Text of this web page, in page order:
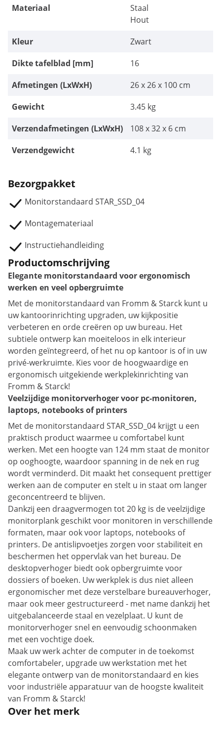
Materiaal
Staal
Hout
Kleur
Zwart
Dikte tafelblad [mm]
16
Afmetingen (LxWxH)
26 x 26 x 100 cm
Gewicht
3.45 kg
Verzendafmetingen (LxWxH)
108 x 32 x 6 cm
Verzendgewicht
4.1 kg
Bezorgpakket
Monitorstandaard STAR_SSD_04
Montagemateriaal
Instructiehandleiding
Productomschrijving
Elegante monitorstandaard voor ergonomisch
werken en veel opbergruimte
Met de monitorstandaard van Fromm & Starck kunt u
uw kantoorinrichting upgraden, uw kijkpositie
verbeteren en orde creëren op uw bureau. Het
subtiele ontwerp kan moeiteloos in elk interieur
worden geïntegreerd, of het nu op kantoor is of in uw
privé-werkruimte. Kies voor de hoogwaardige en
ergonomisch uitgekiende werkplekinrichting van
Fromm & Starck!
Veelzijdige monitorverhoger voor pc-monitoren,
laptops, notebooks of printers
Met de monitorstandaard STAR_SSD_04 krijgt u een
praktisch product waarmee u comfortabel kunt
werken. Met een hoogte van 124 mm staat de monitor
op ooghoogte, waardoor spanning in de nek en rug
wordt verminderd. Dit maakt het consequent prettiger
werken aan de computer en stelt u in staat om langer
geconcentreerd te blijven.
Dankzij een draagvermogen tot 20 kg is de veelzijdige
monitorplank geschikt voor monitoren in verschillende
formaten, maar ook voor laptops, notebooks of
printers. De antislipvoetjes zorgen voor stabiliteit en
beschermen het oppervlak van het bureau. De
desktopverhoger biedt ook opbergruimte voor
dossiers of boeken. Uw werkplek is dus niet alleen
ergonomischer met deze verstelbare bureauverhoger,
maar ook meer gestructureerd - met name dankzij het
uitgebalanceerde staal en vezelplaat. U kunt de
monitorverhoger snel en eenvoudig schoonmaken
met een vochtige doek.
Maak uw werk achter de computer in de toekomst
comfortabeler, upgrade uw werkstation met het
elegante ontwerp van de monitorstandaard en kies
voor industriële apparatuur van de hoogste kwaliteit
van Fromm & Starck!
Over het merk